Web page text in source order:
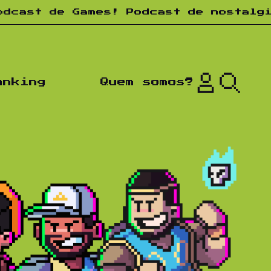
Games! Podcast de nostalgia! Toda
Quem somos?